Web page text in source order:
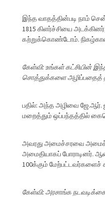
இந்த வாதத்தின்படி நாம்
1815 கிளர்ச்சியை
கற்றுக்கொண்டோம்.
கேள்வி: உங்கள் கட்சியின்
சொத்துக்களை அழிப்பதைத்
பதில்: அந்த அழிவை ஜே.ஆர்.
மறைத்தும் ஒப்பந்தத்தில்
அவரது அமைச்சரவை
அமைதியாகப் போராடினர்.
100க்கும் மேற்பட்டவர்களைச்
கேள்வி: அரசாங்க